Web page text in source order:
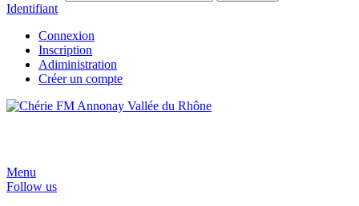
Identifiant
Connexion
Inscription
Adiministration
Créer un compte
Menu
Follow us